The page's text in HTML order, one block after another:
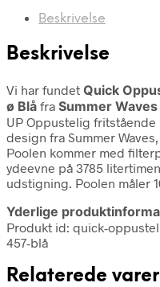
Beskrivelse
Beskrivelse
Vi har fundet Quick
ø Blå fra Summer Waves
UP Oppustelig
design fra Summer
Poolen kommer med
ydeevne på 3785
udstigning. Poolen måler
Yderlige
Produkt id: quick-
457-blå
Relaterede varer